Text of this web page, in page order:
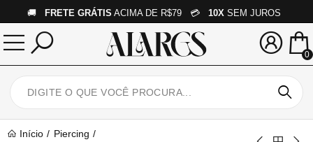
🚚 FRETE GRÁTIS ACIMA DE R$79 💳 10X SEM JUROS
0
Início
Piercing